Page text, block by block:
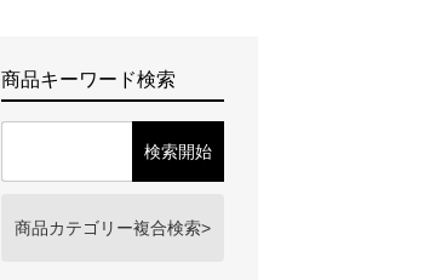
商品キーワード検索
商品カテゴリー複合検索>